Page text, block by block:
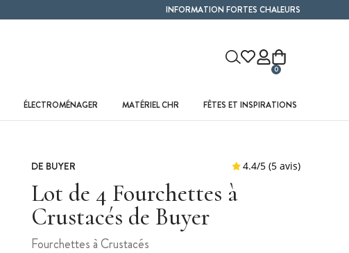
INFORMATION FORTES CHALEURS
0
ÉLECTROMÉNAGER MATÉRIEL CHR FÊTES ET INSPIRATIONS
DE BUYER
Lot de 4 Fourchettes à
Crustacés de Buyer
Fourchettes à Crustacés